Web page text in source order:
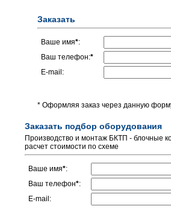
Заказать
Ваше имя*:
Ваш телефон:*
E-mail:
* Оформляя заказ через данную
Заказать подбор оборудования
Производство и монтаж БКТП - блочные
расчет стоимости по схеме
Ваше имя*:
Ваш телефон*:
E-mail: